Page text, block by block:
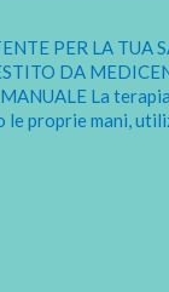
PER LA TUA
DA
La
proprie mani,